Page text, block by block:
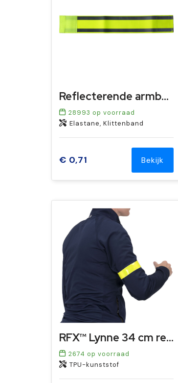
Reflecterende armband Danilo | Elastaan
28993 op voorraad
Elastane, Klittenband
€ 0,71 Bekijk
RFX™ Lynne 34 cm reflecterende TPU veiligheids-slapwrap
2674 op voorraad
TPU-kunststof